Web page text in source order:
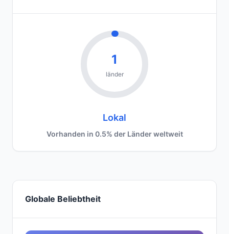
1
länder
Lokal
Vorhanden in 0.5% der Länder weltweit
Globale Beliebtheit